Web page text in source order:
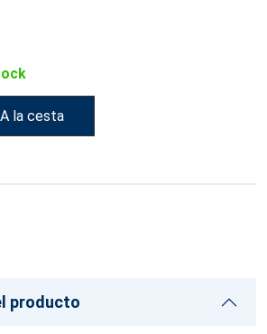
A la cesta
producto